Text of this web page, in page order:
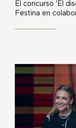
El concurso 'El
Festina en